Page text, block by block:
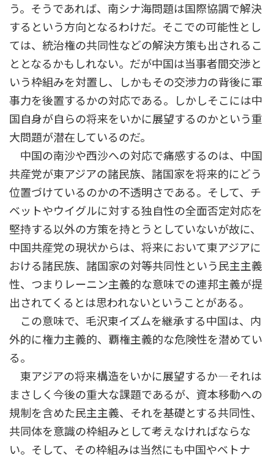
う。そうであれば、南シナ海問題は国際協調で解決
するという方向となるわけだ。そこでの可能性とし
ては、統治権の共同性などの解決方策も出されるこ
ととなるかもしれない。だが中国は当事者間交渉と
いう枠組みを対置し、しかもその交渉力の背後に軍
事力を後置するかの対応である。しかしそこには中
国自身が自らの将来をいかに展望するのかという重
大問題が潜在しているのだ。
中国の南沙や西沙への対応で痛感するのは、中国
共産党が東アジアの諸民族、諸国家を将来的にどう
位置づけているのかの不透明さである。そして、チ
ベットやウイグルに対する独自性の全面否定対応を
堅持する以外の方策を持とうとしていないが故に、
中国共産党の現状からは、将来において東アジアに
おける諸民族、諸国家の対等共同性という民主主義
性、つまりレーニン主義的な意味での連邦主義が提
出されてくるとは思われないということがある。
この意味で、毛沢東イズムを継承する中国は、内
外的に権力主義的、覇権主義的な危険性を潜めてい
る。
東アジアの将来構造をいかに展望するか―それは
まさしく今後の重大な課題であるが、資本移動への
規制を含めた民主主義、それを基礎とする共同性、
共同体を意識の枠組みとして考えなければならな
い。そして、その枠組みは当然にも中国やベトナ